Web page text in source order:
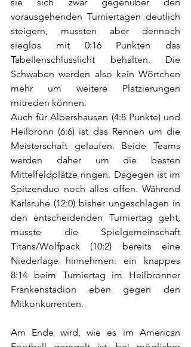
vorausgehenden Turniertagen deutlich
steigern, mussten aber dennoch
sieglos mit 0:16 Punkten das
Tabellenschlusslicht behalten. Die
Schwaben werden also kein Wörtchen
mehr um weitere Platzierungen
mitreden können.
Auch für Albershausen (4:8 Punkte) und
Heilbronn (6:6) ist das Rennen um die
Meisterschaft gelaufen. Beide Teams
werden daher um die besten
Mittelfeldplätze ringen. Dagegen ist im
Spitzenduo noch alles offen. Während
Karlsruhe (12:0) bisher ungeschlagen in
den entscheidenden Turniertag geht,
musste die Spielgemeinschaft
Titans/Wolfpack (10:2) bereits eine
Niederlage hinnehmen: ein knappes
8:14 beim Turniertag im Heilbronner
Frankenstadion eben gegen den
Mitkonkurrenten.
Am Ende wird, wie es im American